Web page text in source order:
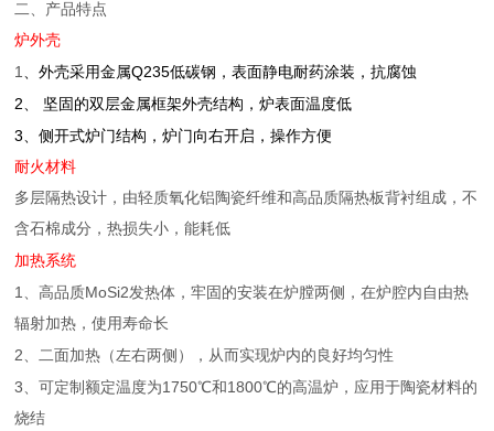
二、产品特点
炉外壳
1 、外壳采用金属Q235低碳钢，表面静电耐药涂装，抗腐蚀
2、 坚固的双层金属框架外壳结构，炉表面温度低
3、侧开式炉门结构，炉门向右开启，操作方便
耐火材料
多层隔热设计，由轻质氧化铝陶瓷纤维和高品质隔热板背衬组成，不
含石棉成分，热损失小，能耗低
加热系统
1 、高品质MoSi2发热体，牢固的安装在炉膛两侧 ，在炉腔内自由热
辐射加热，使用寿命长
2、二面加热（左右两侧），从而实现炉内的良好均匀性
3、可定制额定温度为1750℃和 1800℃的高温炉，应用于陶瓷材料的
烧结